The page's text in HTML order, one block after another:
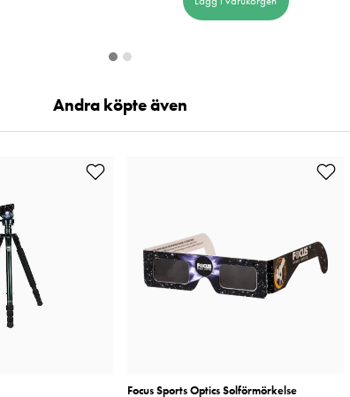
Andra köpte även
Focus Sports Optics Solförmörkelse